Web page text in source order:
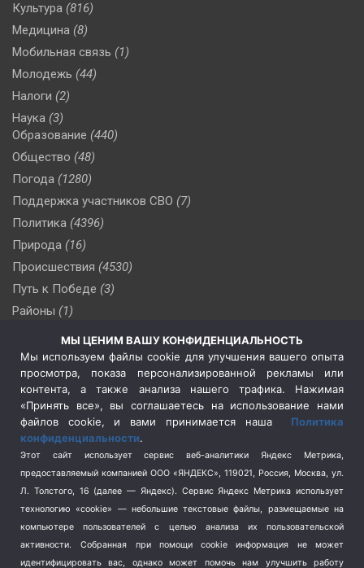
Культура (816)
Медицина (8)
Мобильная связь (1)
Молодежь (44)
Налоги (2)
Наука (3)
Образование (440)
Общество (48)
Погода (1280)
Поддержка участников СВО (7)
Политика (4396)
Природа (16)
Происшествия (4530)
Путь к Победе (3)
Районы (1)
(509)
Сельское хозяйство (3)
Социальная политика
(3)
Спецоперация в Украине
Спецоперация на Украине
(404)
Спорт (740)
Терроризм (1)
Транспорт (262)
Туризм (178)
МЫ ЦЕНИМ ВАШУ КОНФИДЕНЦИАЛЬНОСТЬ
Мы используем файлы cookie для улучшения вашего опыта
просмотра, показа персонализированной рекламы или
контента, а также анализа нашего трафика. Нажимая
«Принять все», вы соглашаетесь на использование нами
файлов cookie, и вами принимается наша Политика
конфиденциальности.
Этот сайт использует сервис веб-аналитики Яндекс Метрика,
предоставляемый компанией ООО «ЯНДЕКС», 119021, Россия, Москва, ул.
Л. Толстого, 16 (далее — Яндекс). Сервис Яндекс Метрика использует
технологию «cookie» — небольшие текстовые файлы, размещаемые на
компьютере пользователей с целью анализа их пользовательской
активности.
Собранная при помощи cookie информация не может
идентифицировать вас, однако может помочь нам улучшить работу